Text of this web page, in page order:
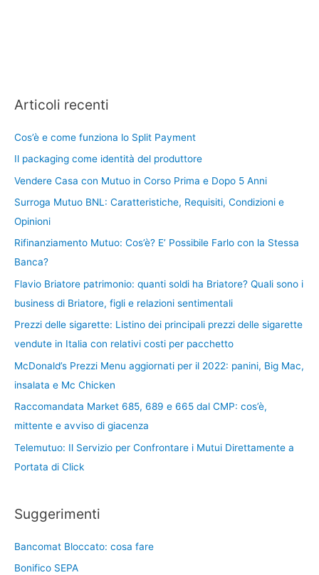
Articoli recenti
Cos’è e come funziona lo Split Payment
Il packaging come identità del produttore
Vendere Casa con Mutuo in Corso Prima e Dopo 5 Anni
Surroga Mutuo BNL: Caratteristiche, Requisiti, Condizioni e
Opinioni
Rifinanziamento Mutuo: Cos’è? E’ Possibile Farlo con la Stessa
Banca?
Flavio Briatore patrimonio: quanti soldi ha Briatore? Quali sono i
business di Briatore, figli e relazioni sentimentali
Prezzi delle sigarette: Listino dei principali prezzi delle sigarette
vendute in Italia con relativi costi per pacchetto
McDonald’s Prezzi Menu aggiornati per il 2022: panini, Big Mac,
insalata e Mc Chicken
Raccomandata Market 685, 689 e 665 dal CMP: cos’è,
mittente e avviso di giacenza
Telemutuo: Il Servizio per Confrontare i Mutui Direttamente a
Portata di Click
Suggerimenti
Bancomat Bloccato: cosa fare
Bonifico SEPA